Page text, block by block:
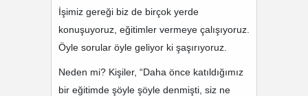
İşimiz gereği biz de birçok yerde
konuşuyoruz, eğitimler vermeye çalışıyoruz.
Öyle sorular öyle geliyor ki şaşırıyoruz.
Neden mi? Kişiler, “Daha önce katıldığımız
bir eğitimde şöyle şöyle denmişti, siz ne